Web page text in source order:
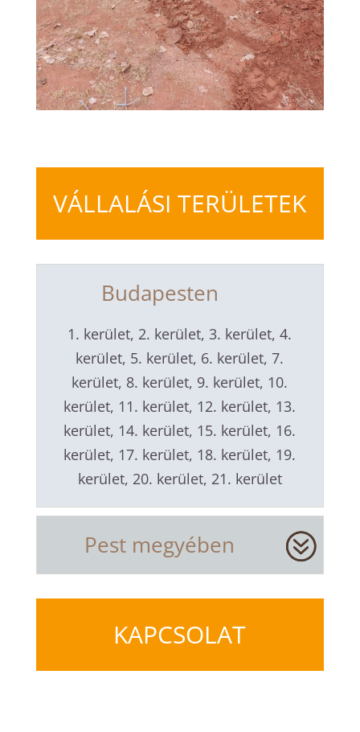
VÁLLALÁSI TERÜLETEK
Budapesten
1. kerület, 2. kerület, 3. kerület, 4.
kerület, 5. kerület, 6. kerület, 7.
kerület, 8. kerület, 9. kerület, 10.
kerület, 11. kerület, 12. kerület, 13.
kerület, 14. kerület, 15. kerület, 16.
kerület, 17. kerület, 18. kerület, 19.
kerület, 20. kerület, 21. kerület
Pest megyében
KAPCSOLAT